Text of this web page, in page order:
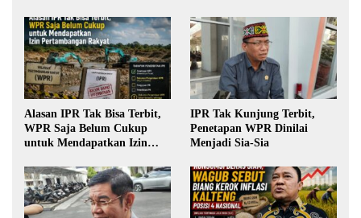
Alasan IPR Tak Bisa Terbit,
WPR Saja Belum Cukup
untuk Mendapatkan Izin
IPR Tak Kunjung Terbit,
Penetapan WPR Dinilai
Menjadi Sia-Sia